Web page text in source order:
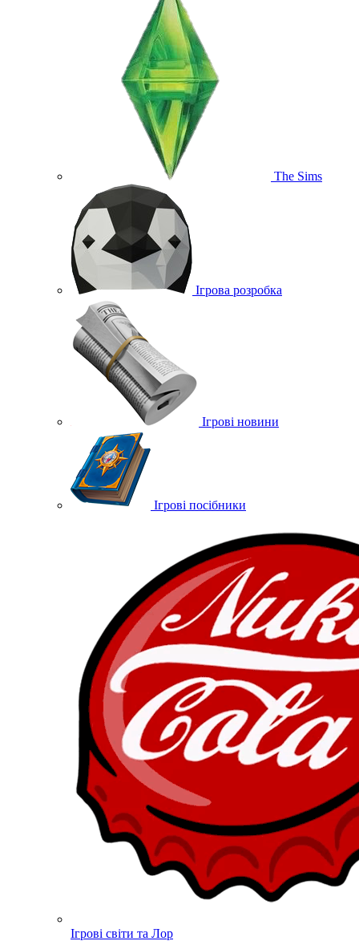
The Sims
Ігрова розробка
Ігрові новини
Ігрові посібники
Ігрові світи та Лор